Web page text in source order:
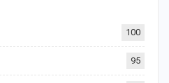
100
95